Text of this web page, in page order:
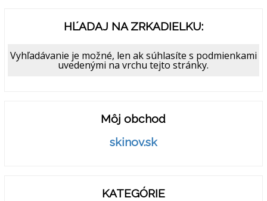
HĽADAJ NA ZRKADIELKU:
Vyhľadávanie je možné, len ak súhlasíte s podmienkami
uvedenými na vrchu tejto stránky.
Môj obchod
skinov.sk
KATEGÓRIE